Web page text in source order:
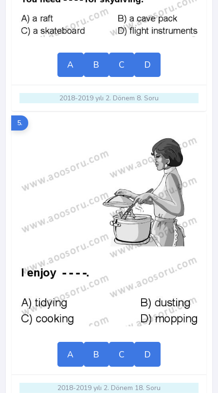
A B C D
2018-2019 yılı 2. Dönem 8. Soru
5.
A B C D
2018-2019 yılı 2. Dönem 18. Soru